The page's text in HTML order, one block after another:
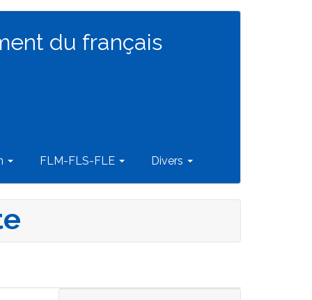
du français
FLM-FLS-FLE Divers